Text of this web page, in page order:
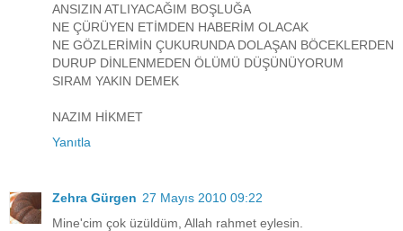
ANSIZIN ATLIYACAĞIM BOŞLUĞA
NE ÇÜRÜYEN ETİMDEN HABERİM OLACAK
NE GÖZLERİMİN ÇUKURUNDA DOLAŞAN BÖCEKLERDEN
DURUP DİNLENMEDEN ÖLÜMÜ DÜŞÜNÜYORUM
SIRAM YAKIN DEMEK
NAZIM HİKMET
Yanıtla
Zehra Gürgen 27 Mayıs 2010 09:22
Mine'cim çok üzüldüm, Allah rahmet eylesin.